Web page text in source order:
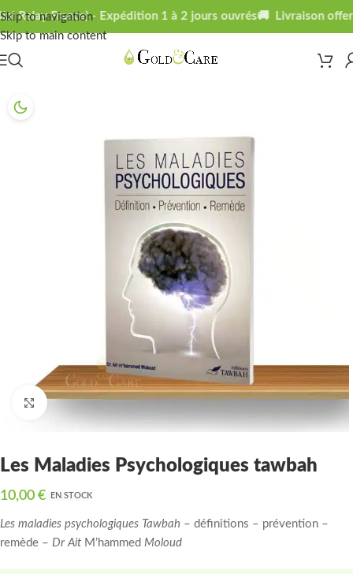
Skip to navigation
Skip to main content
Relay France) - Expédition 1 à 2 jours ouvrés🚚 Livraison
Click to enlarge
Les Maladies Psychologiques tawbah
10,00 € EN STOCK
Les maladies psychologiques Tawbah – définitions – prévention –
remède – Dr Ait M’hammed Moloud